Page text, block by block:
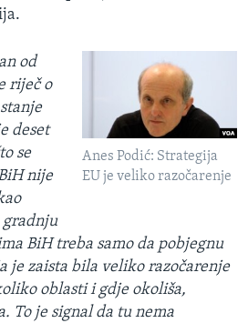
Anes Podić: Strategija
EU je veliko razočarenje
od
riječ o
deset
se
nije
gradnju
BiH treba samo da pobjegnu
je zaista bila veliko razočarenje
oblasti i gdje okoliša,
To je signal da tu nema